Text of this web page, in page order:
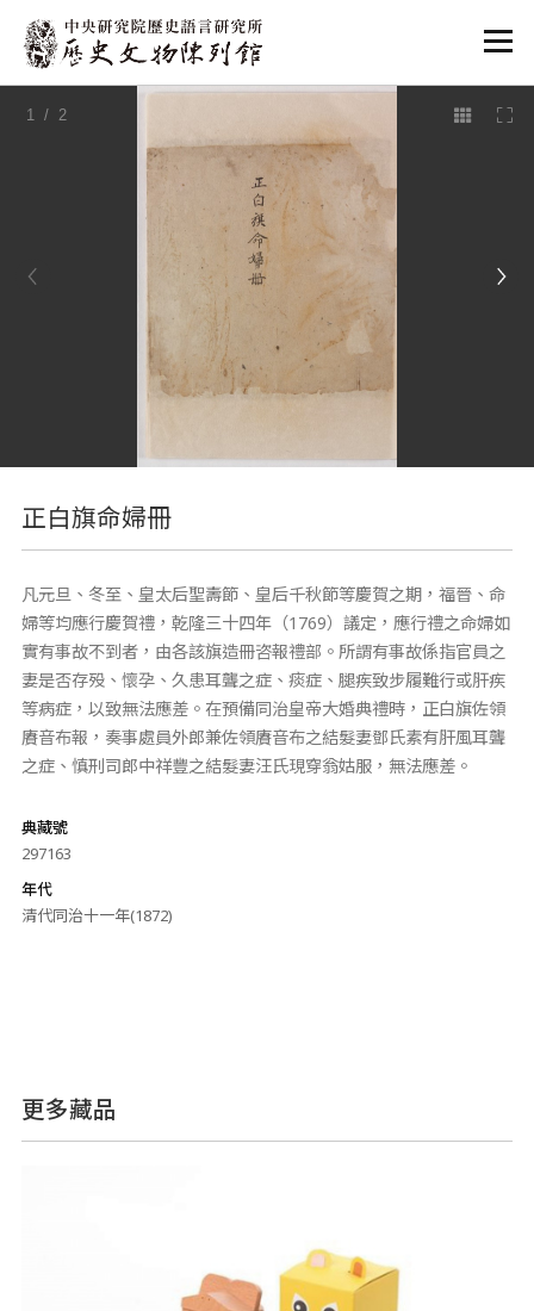
:::
1 / 2
正白旗命婦冊
凡元旦、冬至、皇太后聖壽節、皇后千秋節等慶賀之期，福晉、命
婦等均應行慶賀禮，乾隆三十四年（1769）議定，應行禮之命婦如
實有事故不到者，由各該旗造冊咨報禮部。所謂有事故係指官員之
妻是否存殁、懷孕、久患耳聾之症、痰症、腿疾致步履難行或肝疾
等病症，以致無法應差。在預備同治皇帝大婚典禮時，正白旗佐領
賡音布報，奏事處員外郎兼佐領賡音布之結髮妻鄧氏素有肝風耳聾
之症、慎刑司郎中祥豐之結髮妻汪氏現穿翁姑服，無法應差。
典藏號
297163
年代
清代同治十一年(1872)
更多藏品